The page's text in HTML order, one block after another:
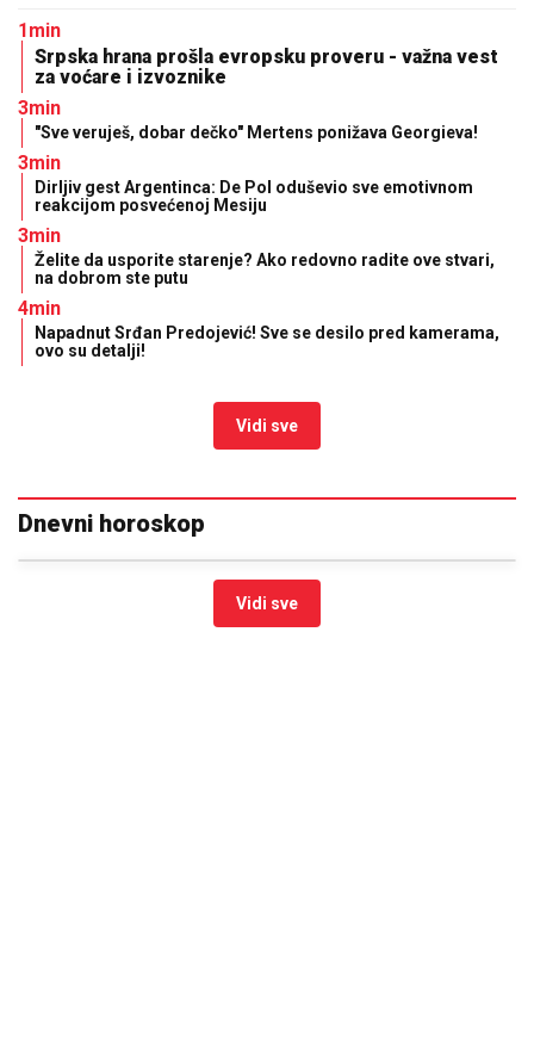
1min
Srpska hrana prošla evropsku proveru - važna vest
za voćare i izvoznike
3min
"Sve veruješ, dobar dečko" Mertens ponižava Georgieva!
3min
Dirljiv gest Argentinca: De Pol oduševio sve emotivnom
reakcijom posvećenoj Mesiju
3min
Želite da usporite starenje? Ako redovno radite ove stvari,
na dobrom ste putu
4min
Napadnut Srđan Predojević! Sve se desilo pred kamerama,
ovo su detalji!
Vidi sve
Dnevni horoskop
Vidi sve